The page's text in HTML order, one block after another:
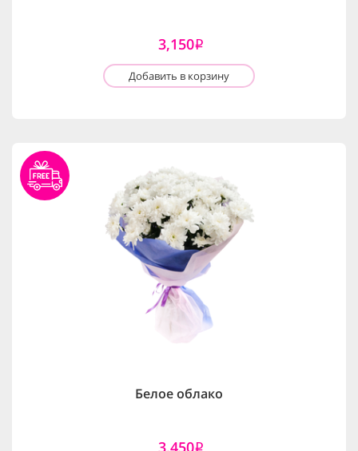
3,150i
Добавить в корзину
Белое облако
3,450i